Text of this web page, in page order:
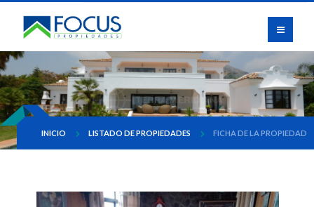
INICIO LISTADO DE PROPIEDADES FICHA DE LA PROPIEDAD